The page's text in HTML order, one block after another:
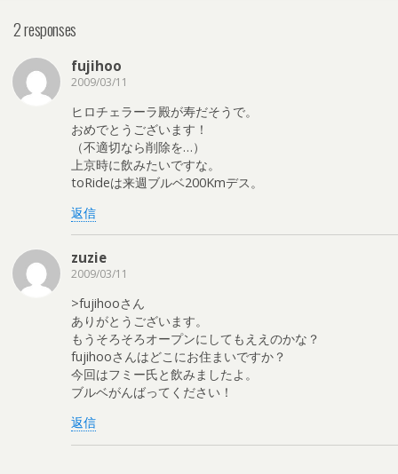
2 responses
fujihoo
2009/03/11
ヒロチェラーラ殿が寿だそうで。
おめでとうございます！
（不適切なら削除を…）
上京時に飲みたいですな。
toRideは来週ブルベ200Kmデス。
返信
zuzie
2009/03/11
>fujihooさん
ありがとうございます。
もうそろそろオープンにしてもええのかな？
fujihooさんはどこにお住まいですか？
今回はフミー氏と飲みましたよ。
ブルベがんばってください！
返信